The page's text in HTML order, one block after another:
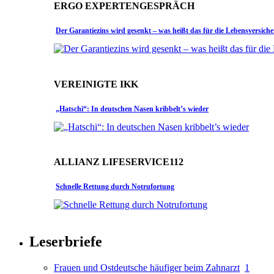
ERGO EXPERTENGESPRÄCH
Der Garantiezins wird gesenkt – was heißt das für die
VEREINIGTE IKK
„Hatschi“: In deutschen Nasen kribbelt’s wieder
ALLIANZ LIFESERVICE112
Schnelle Rettung durch Notrufortung
Leserbriefe
Frauen und Ostdeutsche häufiger beim Zahnarzt 1